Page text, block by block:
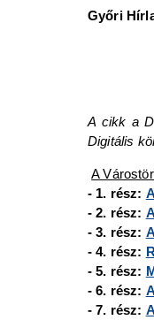
Győri
A cikk a
Digitális
A
- 1. rész:
- 2. rész:
- 3. rész:
- 4. rész:
- 5. rész:
- 6. rész:
- 7. rész: